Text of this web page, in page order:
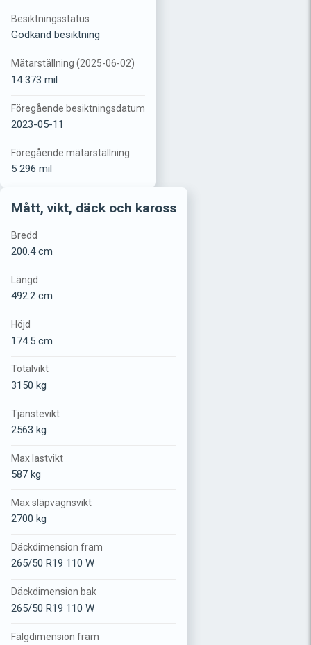
Besiktningsstatus
Godkänd besiktning
Mätarställning (2025-06-02)
14 373 mil
Föregående besiktningsdatum
2023-05-11
Föregående mätarställning
5 296 mil
Mått, vikt, däck och kaross
Bredd
200.4 cm
Längd
492.2 cm
Höjd
174.5 cm
Totalvikt
3150 kg
Tjänstevikt
2563 kg
Max lastvikt
587 kg
Max släpvagnsvikt
2700 kg
Däckdimension fram
265/50 R19 110 W
Däckdimension bak
265/50 R19 110 W
Fälgdimension fram